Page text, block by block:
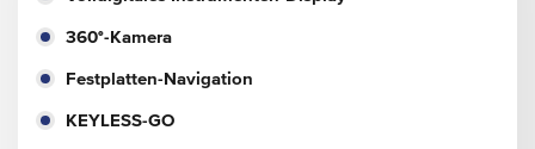
360°-Kamera
Festplatten-Navigation
KEYLESS-GO